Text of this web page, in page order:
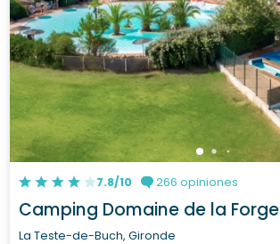
7.8/10 266 opiniones
Camping Domaine de la Forge
La Teste-de-Buch, Gironde